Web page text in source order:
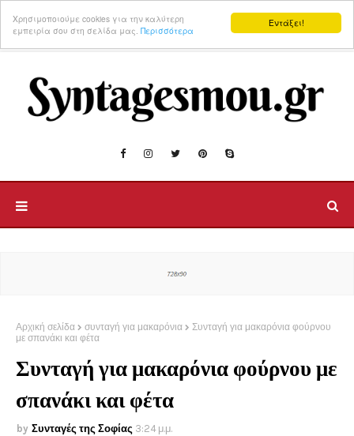
Εντάξει!
Χρησιμοποιούμε cookies για την καλύτερη
εμπειρία σου στη σελίδα μας. Περισσότερα
Αρχική σελίδα συνταγή για μακαρόνια
Συνταγή για μακαρόνια φούρνου
με σπανάκι και φέτα
Συνταγή για μακαρόνια φούρνου με
σπανάκι και φέτα
Συνταγές της Σοφίας 3:24 μ.μ.